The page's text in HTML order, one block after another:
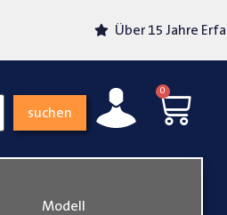
Über 15 Jahre Erfahrung
suchen
0
Modell